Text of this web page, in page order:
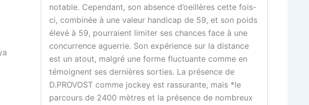
notable. Cependant, son absence d’oeillères cette fois-
ci, combinée à une valeur handicap de 59, et son poids
élevé à 59, pourraient limiter ses chances face à une
concurrence aguerrie. Son expérience sur la distance
est un atout, malgré une forme fluctuante comme en
témoignent ses dernières sorties. La présence de
D.PROVOST comme jockey est rassurante, mais *le
parcours de 2400 mètres et la présence de nombreux